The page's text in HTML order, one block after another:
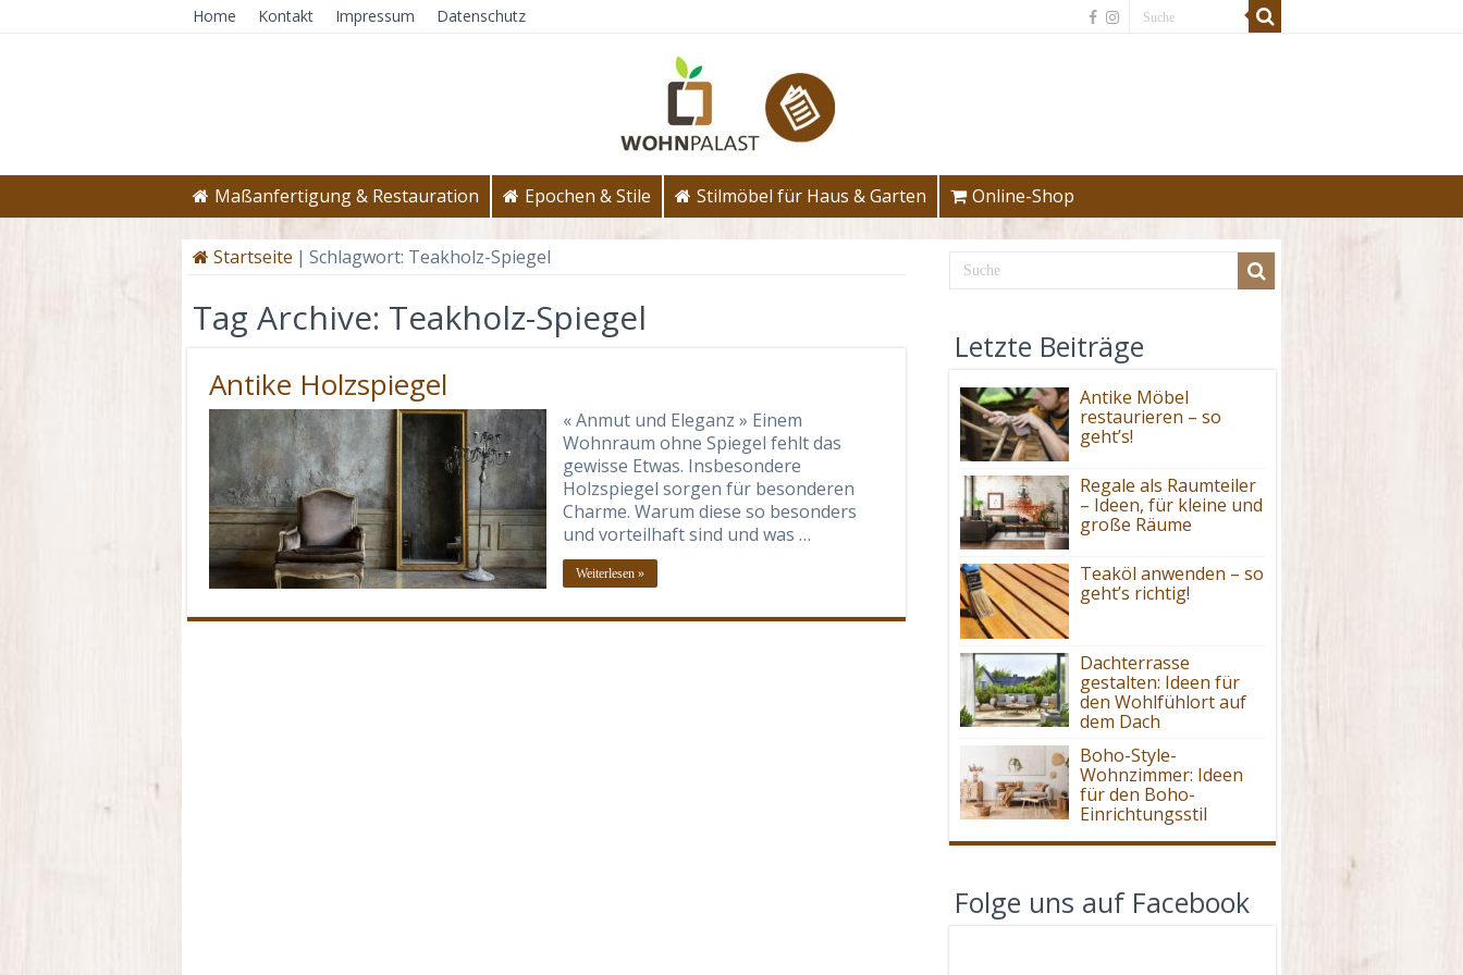
Home Kontakt Impressum Datenschutz
Maßanfertigung & Restauration Epochen & Stile Stilmöbel für Haus & Garten Online-Shop
Startseite | Schlagwort: Teakholz-Spiegel
Tag Archive: Teakholz-Spiegel
Antike Holzspiegel
« Anmut und Eleganz » Einem
Wohnraum ohne Spiegel fehlt das
gewisse Etwas. Insbesondere
Holzspiegel sorgen für besonderen
Charme. Warum diese so besonders
und vorteilhaft sind und was …
Weiterlesen »
Letzte Beiträge
Antike Möbel
restaurieren – so
geht’s!
Regale als Raumteiler
– Ideen, für kleine und
große Räume
Teaköl anwenden – so
geht’s richtig!
Dachterrasse
gestalten: Ideen für
den Wohlfühlort auf
dem Dach
Boho-Style-
Wohnzimmer: Ideen
für den Boho-
Einrichtungsstil
Folge uns auf Facebook